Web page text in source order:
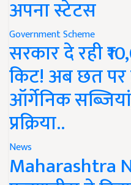
अपना स्टेटस
Government Scheme
सरकार दे रही
किट! अब छत पर
ऑर्गेनिक
प्रक्रिया..
News
Maharashtra